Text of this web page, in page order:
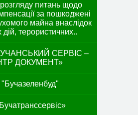
розгляду питань щодо
за пошкоджені
майна внаслідок
дій, терористичних..
СЕРВІС –
ДОКУМЕНТ»